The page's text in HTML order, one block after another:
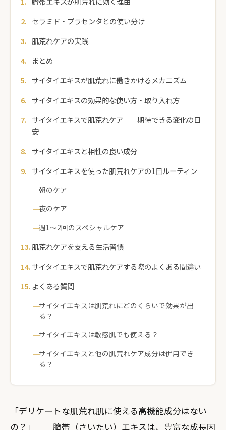
セラミド・プラセンタとの使い分け
肌荒れケアの実践
まとめ
サイタイエキスが肌荒れに働きかけるメカニズム
サイタイエキスの効果的な使い方・取り入れ方
サイタイエキスで肌荒れケア──期待できる変化の目
安
サイタイエキスと相性の良い成分
サイタイエキスを使った肌荒れケアの1日ルーティン
朝のケア
夜のケア
週1〜2回のスペシャルケア
肌荒れケアを支える生活習慣
サイタイエキスで肌荒れケアする際のよくある間違い
よくある質問
サイタイエキスは肌荒れにどのくらいで効果が出
る？
サイタイエキスは敏感肌でも使える？
サイタイエキスと他の肌荒れケア成分は併用でき
る？
「デリケートな肌荒れ肌に使える高機能成分はない
の？」──臍帯（さいたい）エキスは、豊富な成長因